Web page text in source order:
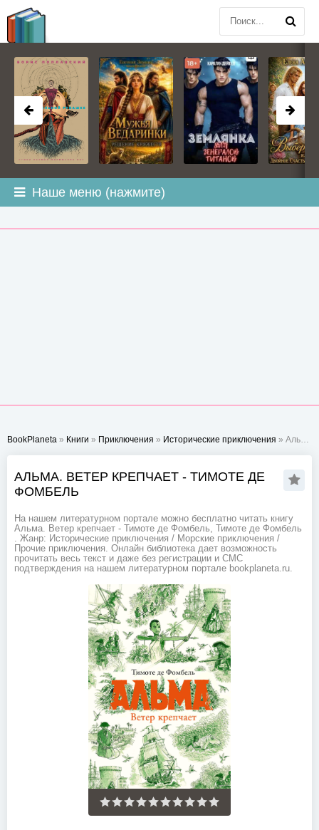
Наше меню (нажмите)
BookPlaneta » Книги » Приключения » Исторические приключения » Альма. Ветер крепчает - Тимоте де Фомбель
АЛЬМА. ВЕТЕР КРЕПЧАЕТ - ТИМОТЕ ДЕ
ФОМБЕЛЬ
На нашем литературном портале можно бесплатно читать книгу
Альма. Ветер крепчает - Тимоте де Фомбель, Тимоте де Фомбель
. Жанр: Исторические приключения / Морские приключения /
Прочие приключения. Онлайн библиотека дает возможность
прочитать весь текст и даже без регистрации и СМС
подтверждения на нашем литературном портале bookplaneta.ru.
BOOKPLANETA.COM